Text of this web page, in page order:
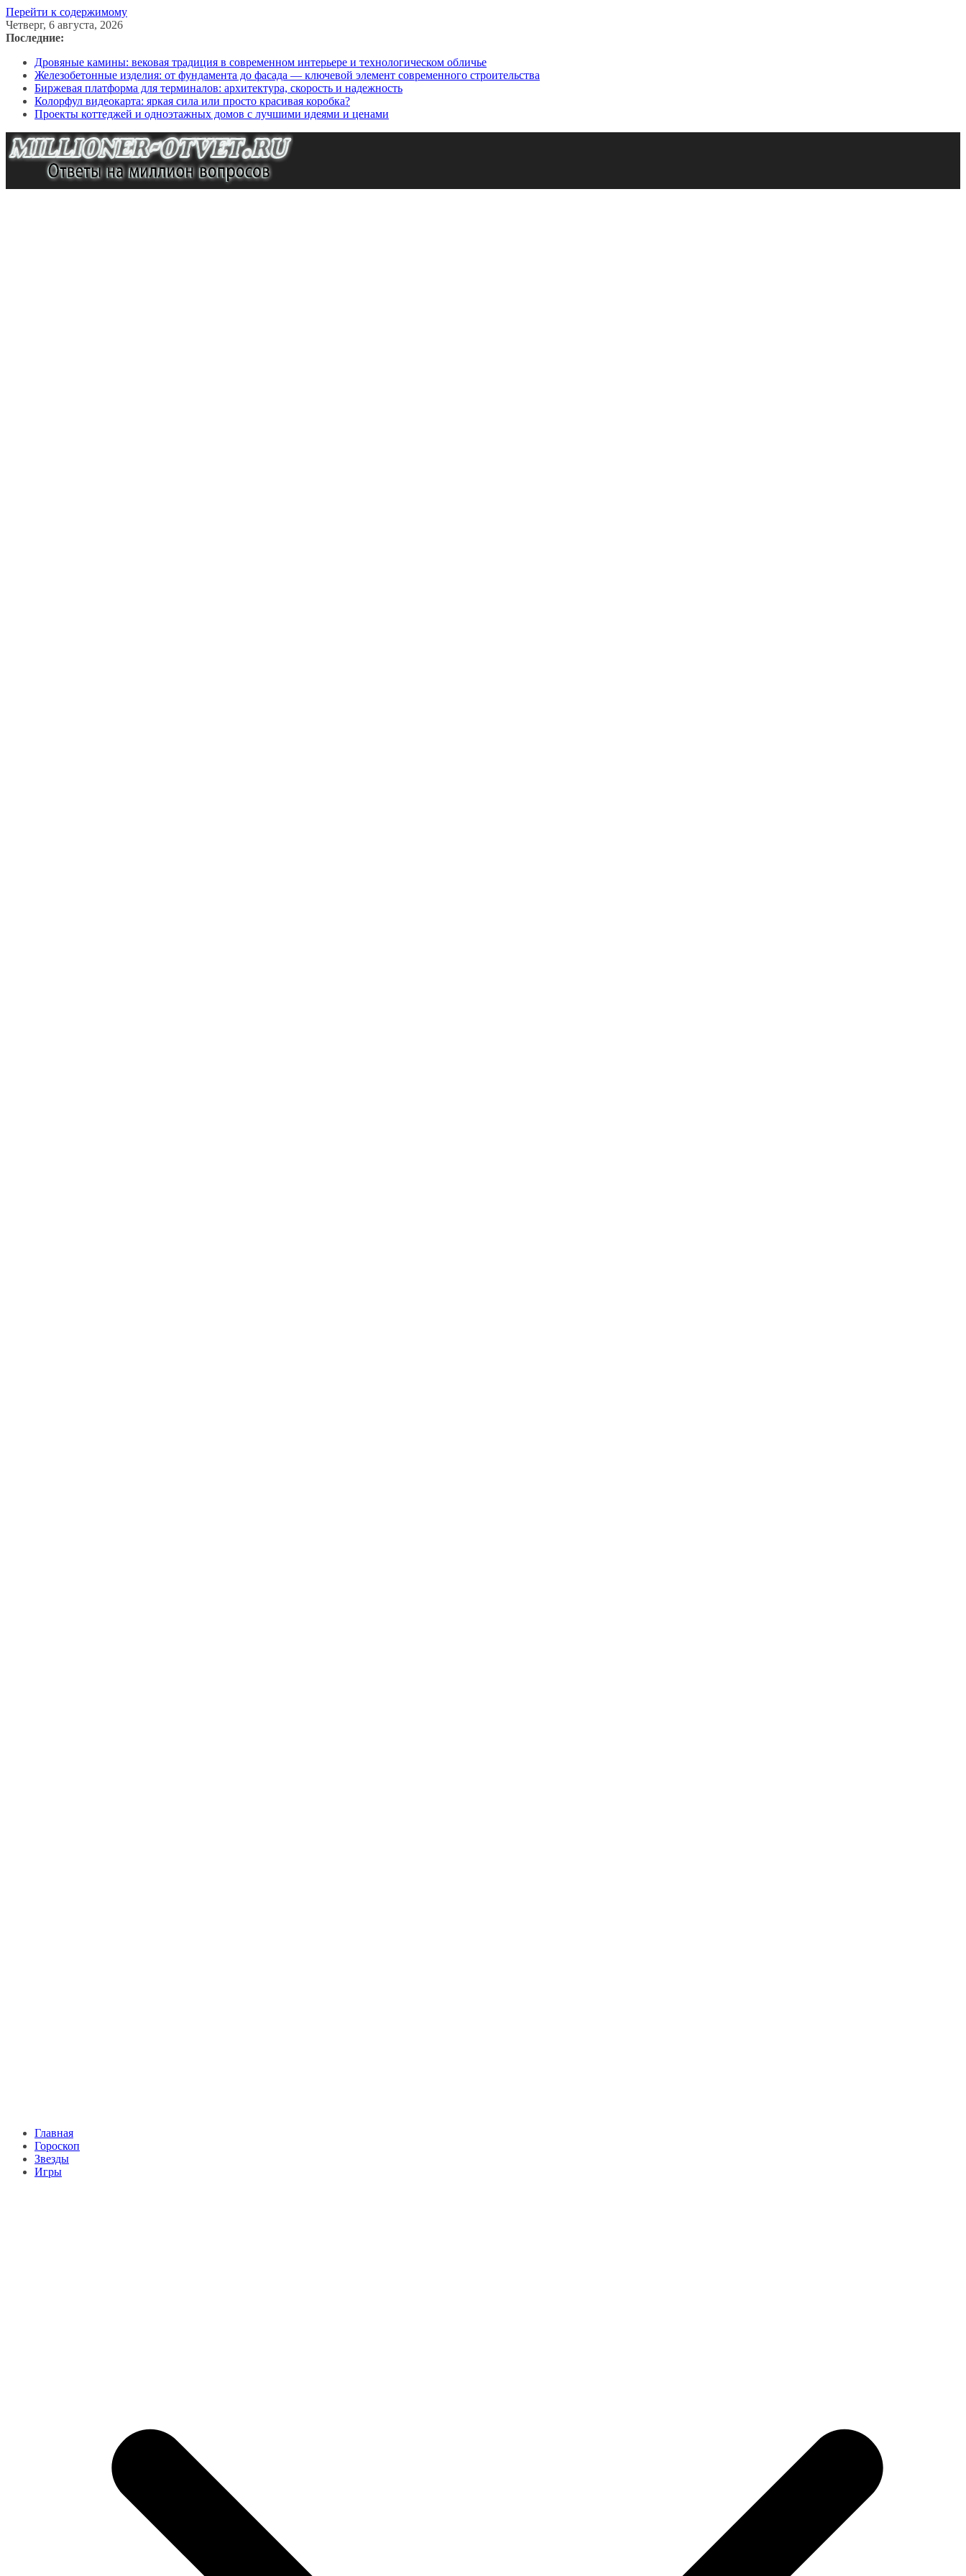
Перейти к содержимому
Четверг, 6 августа, 2026
Последние:
Дровяные камины: вековая традиция в современном интерьере и технологическом обличье
Железобетонные изделия: от фундамента до фасада — ключевой элемент современного строительства
Биржевая платформа для терминалов: архитектура, скорость и надежность
Колорфул видеокарта: яркая сила или просто красивая коробка?
Проекты коттеджей и одноэтажных домов с лучшими идеями и ценами
Главная
Гороскоп
Звезды
Игры